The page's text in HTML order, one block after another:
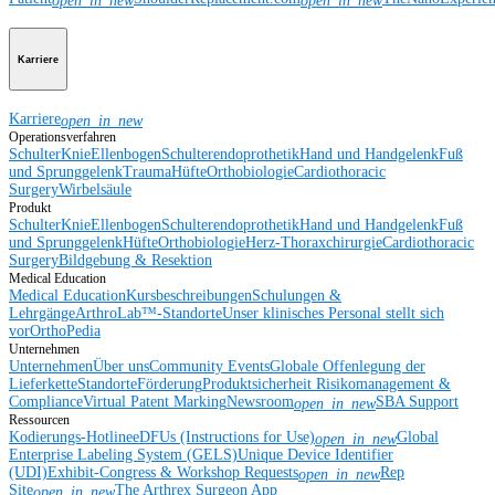
Karriere
Karriereopen_in_new
Operationsverfahren
SchulterKnieEllenbogenSchulterendoprothetikHand und HandgelenkFuß
und SprunggelenkTraumaHüfteOrthobiologieCardiothoracic
SurgeryWirbelsäule
Produkt
SchulterKnieEllenbogenSchulterendoprothetikHand und HandgelenkFuß
und SprunggelenkHüfteOrthobiologieHerz-ThoraxchirurgieCardiothoracic
SurgeryBildgebung & Resektion
Medical Education
Medical EducationKursbeschreibungenSchulungen &
LehrgängeArthroLab™-StandorteUnser klinisches Personal stellt sich
vorOrthoPedia
Unternehmen
UnternehmenÜber unsCommunity EventsGlobale Offenlegung der
LieferketteStandorteFörderungProduktsicherheit Risikomanagement &
ComplianceVirtual Patent MarkingNewsroomopen_in_newSBA Support
Ressourcen
Kodierungs-HotlineeDFUs (Instructions for Use)open_in_newGlobal
Enterprise Labeling System (GELS)Unique Device Identifier
(UDI)Exhibit-Congress & Workshop Requestsopen_in_newRep
Site
The Arthrex Surgeon App